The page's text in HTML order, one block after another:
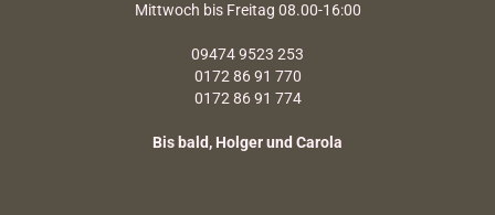
Mittwoch bis Freitag 08.00-16:00
09474 9523 253
0172 86 91 770
0172 86 91 774
Bis bald, Holger und Carola